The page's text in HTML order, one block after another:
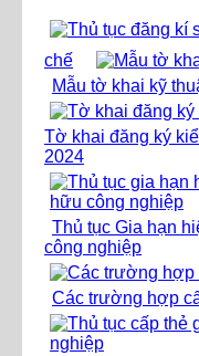
chế
Mẫu tờ khai kỹ
Tờ khai đăng ký
2024
Thủ tục Gia hạn
công nghiệp
Các trường hợp